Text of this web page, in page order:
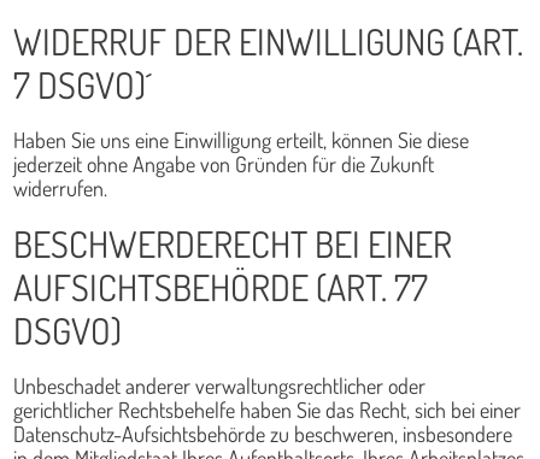
WIDERRUF DER EINWILLIGUNG (ART.
7 DSGVO)´
Haben Sie uns eine Einwilligung erteilt, können Sie diese
jederzeit ohne Angabe von Gründen für die Zukunft
widerrufen.
BESCHWERDERECHT BEI EINER
AUFSICHTSBEHÖRDE (ART. 77
DSGVO)
Unbeschadet anderer verwaltungsrechtlicher oder
gerichtlicher Rechtsbehelfe haben Sie das Recht, sich bei einer
Datenschutz-Aufsichtsbehörde zu beschweren, insbesondere